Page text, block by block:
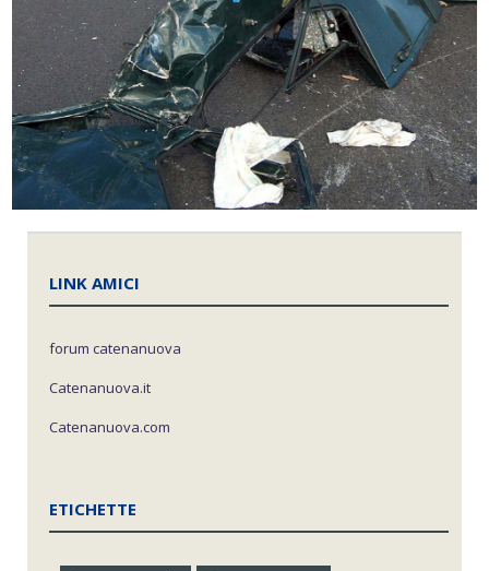
LINK AMICI
forum catenanuova
Catenanuova.it
Catenanuova.com
ETICHETTE